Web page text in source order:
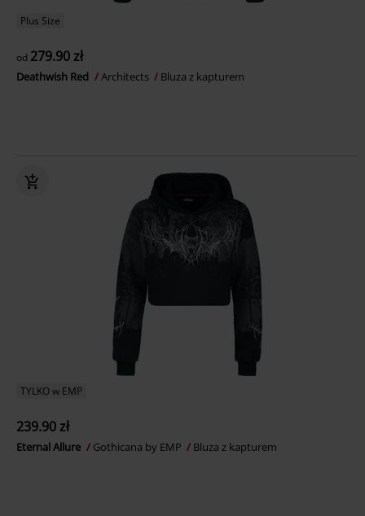
Plus Size
od 279.90 zł
Deathwish Red Architects Bluza z kapturem
TYLKO w EMP
239.90 zł
Eternal Allure Gothicana by EMP Bluza z kapturem